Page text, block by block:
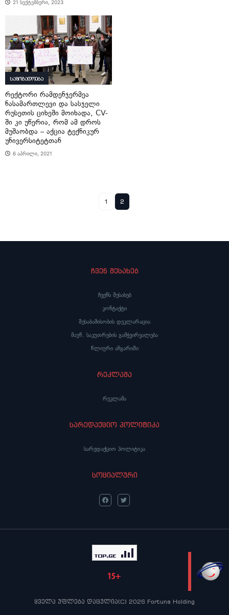
LIVE
21 სექტემბერი, 2023
საზოგადოება
რექტორი რამდენჯერმეა
ნასამართლევი და სასჯელი
რუსეთის ციხეში მოიხადა, CV-
ში კი უწერია, რომ ამ დროს
მუშაობდა – აქცია ტექნიკურ
უნივერსიტეტთან
6 აპრილი, 2021
1 2
ჩვენ შესახებ
ჩვენს შესახებ
კონტაქტი
შესაბამისობის დეკლარაცია
მაუწ. საკუთრების გამჭვირვალება
წლიური ანგარიში
რეკლამა
რეკლამა
სარედაქციო პოლიტიკა
სარედაქციო პოლიტიკა
სოციალური
ყველა უფლება დაცულია(C) 2026 Fortuna Holding